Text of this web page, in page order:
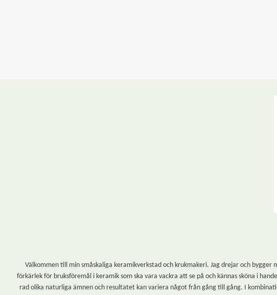
Välkommen till min småskaliga keramikverkstad och krukmakeri. Jag drejar och
förkärlek för bruksföremål i keramik som ska vara vackra att se på och kännas sköna i
rad olika naturliga ämnen och resultatet kan variera något från gång till gång. I